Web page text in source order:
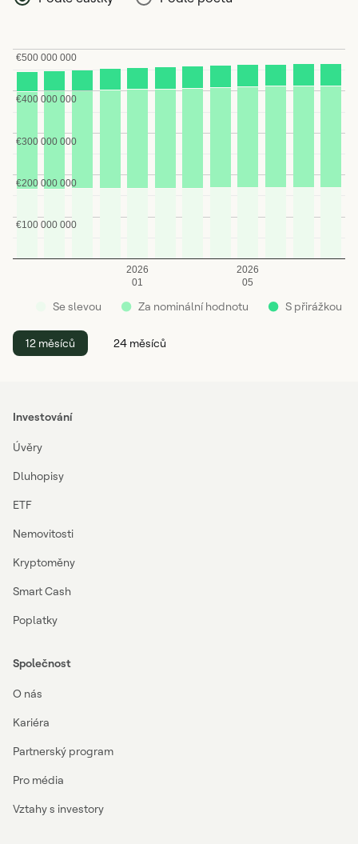
2026
01
2026
05
€100 000 000
€200 000 000
€300 000 000
€400 000 000
€500 000 000
Se slevou ● Za nominální hodnotu ● S přirážkou
12 měsíců 24 měsíců
Investování
Úvěry
Dluhopisy
ETF
Nemovitosti
Kryptoměny
Smart Cash
Poplatky
Společnost
O nás
Kariéra
Partnerský program
Pro média
Vztahy s investory